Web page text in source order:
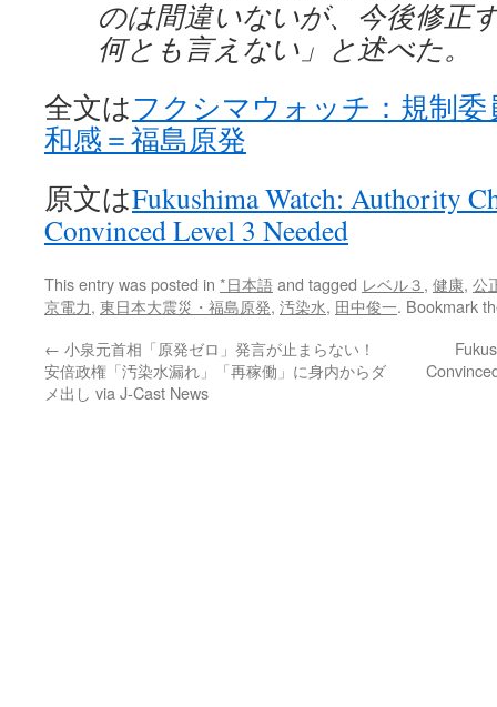
のは間違いないが、今後修正
何とも言えない」と述べた。
全文はフクシマウォッチ：規制
和感＝福島原発
原文はFukushima Watch: Authority
Convinced Level 3 Needed
This entry was posted in *日本語and tagged レベル３, 健康, 公
京電力, 東日本大震災・福島原発, 汚染水, 田中俊一. Bookmark
← 小泉元首相「原発ゼロ」発言が止まらない！
安倍政権「汚染水漏れ」「再稼働」に身内からダ
メ出し via J-Cast News